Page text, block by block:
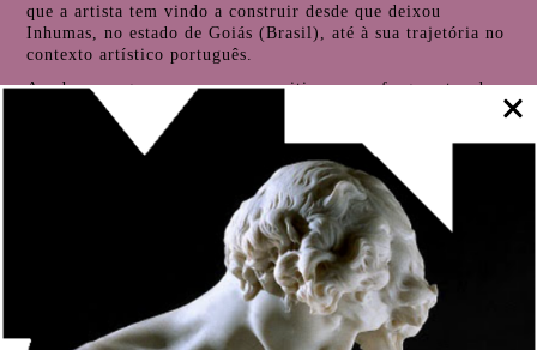
que a artista tem vindo a construir desde que deixou
Inhumas, no estado de Goiás (Brasil), até à sua trajetória no
contexto artístico português.
As obras surgem no espaço expositivo como fragmentos de
uma caminhada marcada pelo deslocamento, pela escuta e
pela construção de vínculos. Entre os núcleos apresentados
Rota Solitária
, série de pequenas pinturas que
evocam paisagens de uma viagem em curso, sugerindo
vestígios de uma travessia ainda em escrita.
A exposição estabelece também diálogos com obras de
artistas convidados, de que são exemplo Anita Malfatti,
Índigo e Tales Frey, bem como com trabalhos do próprio
acervo do Museu Nacional Soares dos Reis, incluindo peças
de Aurélia de Sousa e Alberto Aires de Gouveia, ampliando
as relações entre diferentes tempos e narrativas no espaço